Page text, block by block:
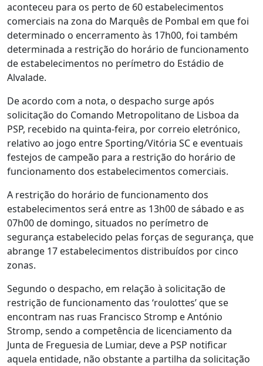
aconteceu para os perto de 60 estabelecimentos
comerciais na zona do Marquês de Pombal em que foi
determinado o encerramento às 17h00, foi também
determinada a restrição do horário de funcionamento
de estabelecimentos no perímetro do Estádio de
Alvalade.
De acordo com a nota, o despacho surge após
solicitação do Comando Metropolitano de Lisboa da
PSP, recebido na quinta-feira, por correio eletrónico,
relativo ao jogo entre Sporting/Vitória SC e eventuais
festejos de campeão para a restrição do horário de
funcionamento dos estabelecimentos comerciais.
A restrição do horário de funcionamento dos
estabelecimentos será entre as 13h00 de sábado e as
07h00 de domingo, situados no perímetro de
segurança estabelecido pelas forças de segurança, que
abrange 17 estabelecimentos distribuídos por cinco
zonas.
Segundo o despacho, em relação à solicitação de
restrição de funcionamento das ‘roulottes’ que se
encontram nas ruas Francisco Stromp e António
Stromp, sendo a competência de licenciamento da
Junta de Freguesia de Lumiar, deve a PSP notificar
aquela entidade, não obstante a partilha da solicitação